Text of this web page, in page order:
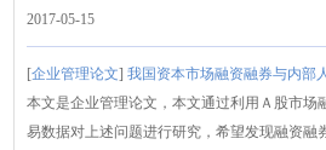
2017-05-15
[企业管理论文]我国资本市场融资融券与内部
本文是企业管理论文，本文通过利用Ａ股市场
易数据对上述问题进行研究，希望发现融资融